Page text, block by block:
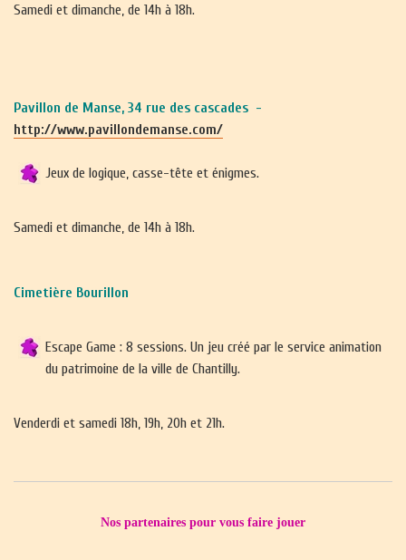
Samedi et dimanche, de 14h à 18h.
Pavillon de Manse, 34 rue des cascades -
http://www.pavillondemanse.com/
Jeux de logique, casse-tête et énigmes.
Samedi et dimanche, de 14h à 18h.
Cimetière Bourillon
Escape Game : 8 sessions. Un jeu créé par le service animation
du patrimoine de la ville de Chantilly.
Venderdi et samedi 18h, 19h, 20h et 21h.
Nos partenaires pour vous faire jouer